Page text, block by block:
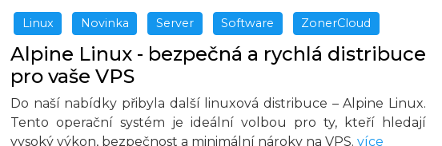
Linux Novinka Server Software ZonerCloud
Alpine Linux - bezpečná a rychlá distribuce
pro vaše VPS
Do naší nabídky přibyla další linuxová distribuce – Alpine Linux.
Tento operační systém je ideální volbou pro ty, kteří hledají
vysoký výkon, bezpečnost a minimální nároky na VPS. více